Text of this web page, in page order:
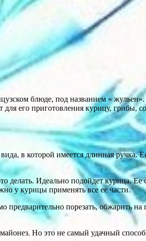
блюде, под названием «
его приготовления курицу, грибы,
в которой имеется длинная
делать. Идеально подойдет курица.
у курицы применять все ее части.
порезать, обжарить
Но это не самый удачный